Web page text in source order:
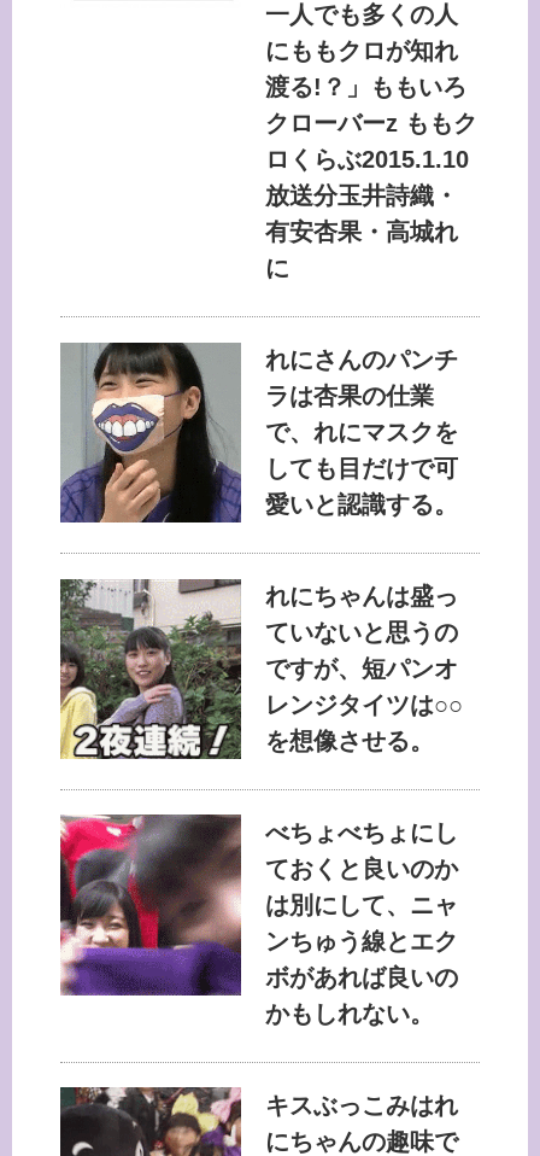
一人でも多くの人
にももクロが知れ
渡る!？」ももいろ
クローバーz ももク
ロくらぶ2015.1.10
放送分玉井詩織・
有安杏果・高城れ
に
れにさんのパンチ
ラは杏果の仕業
で、れにマスクを
しても目だけで可
愛いと認識する。
れにちゃんは盛っ
ていないと思うの
ですが、短パンオ
レンジタイツは○○
を想像させる。
べちょべちょにし
ておくと良いのか
は別にして、ニャ
ンちゅう線とエク
ボがあれば良いの
かもしれない。
キスぶっこみはれ
にちゃんの趣味で